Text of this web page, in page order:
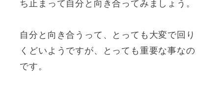
ち止まって自分と向き合ってみましょう。
自分と向き合うって、とっても大変で回り
くどいようですが、とっても重要な事なの
です。